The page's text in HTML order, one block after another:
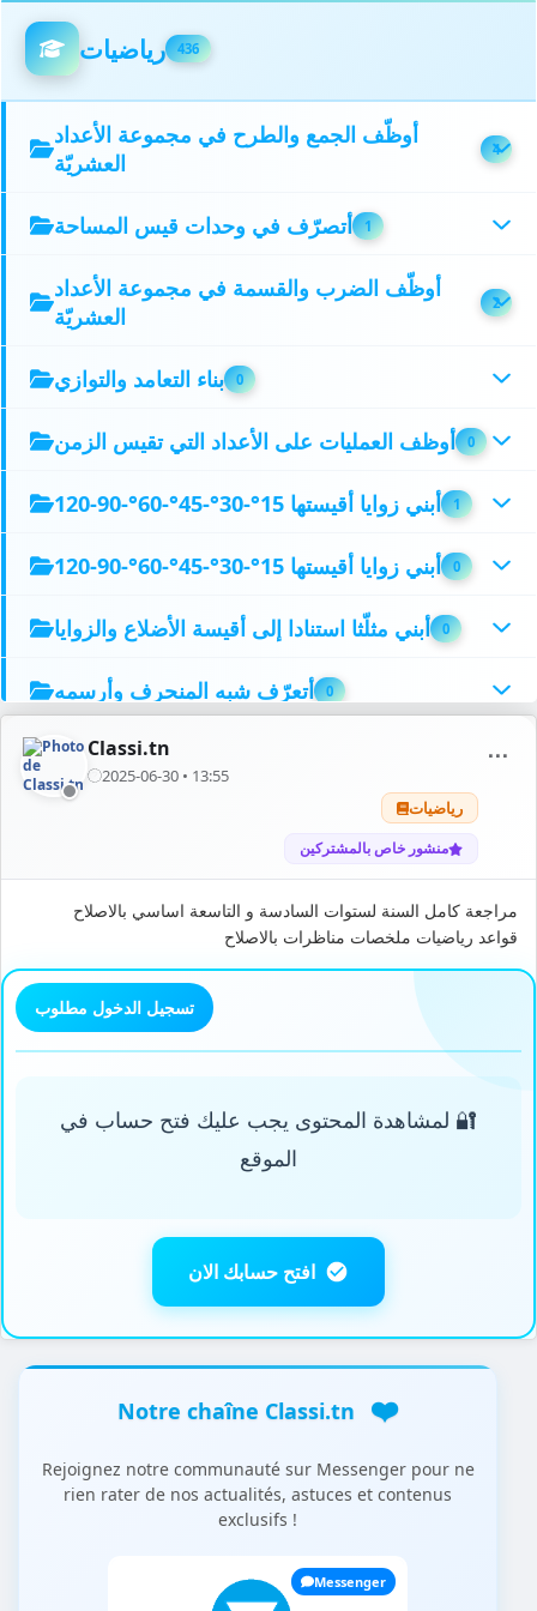
رياضيات 436
أوظّف الجمع والطرح في مجموعة الأعداد
العشريّة
4
أتصرّف في وحدات قيس المساحة 1
أوظّف الضرب والقسمة في مجموعة الأعداد
العشريّة
2
بناء التعامد والتوازي 0
أوظف العمليات على الأعداد التي تقيس الزمن 0
أبني زوايا أقيستها 15°-30°-45°-60°-90-120 1
أبني زوايا أقيستها 15°-30°-45°-60°-90-120 0
أبني مثلّثا استنادا إلى أقيسة الأضلاع والزوايا 0
أتعرّف شبه المنحرف وأرسمه 0
المضاعفات المشتركة
أرسم متوازيات الأضلاع وأبنيها 0
أكوّن,أكتب و أقرأ الأعداد الكسريّة 1
أفكّك وأركّب الأعداد الكسريّة
أحسب محيط شكل مركّب 0
قابليّة القسمة على 3 و9
أكتب عددا كسريّا بطرق مختلفة 1
أقارن الأعداد الكسريّة وأرتّبها
مختلفة
أحسب قيس مساحة المثلّث
أوظّف التناسب في حساب النسبة المائويّة
Classi.tn
2025-06-30 • 13:55
رياضيات
منشور خاص بالمشتركين
⋯
مراجعة كامل السنة لستوات السادسة و التاسعة اساسي بالاصلاح
قواعد رياضيات ملخصات مناظرات بالاصلاح
تسجيل الدخول مطلوب
🔐 لمشاهدة المحتوى يجب عليك فتح حساب في
الموقع
افتح حسابك الان
Notre chaîne Classi.tn ❤️
Rejoignez notre communauté sur Messenger pour ne
rien rater de nos actualités, astuces et contenus
exclusifs !
Messenger